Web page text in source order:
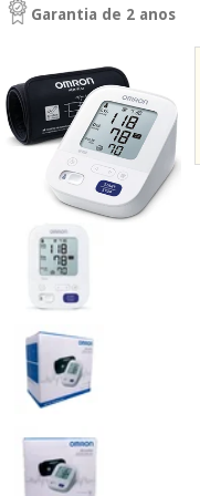
Novidades
Ofertas
Outlet
Fisaude
Academy
Fisaude
Aluguer
chinesa
Mobiliário
Gabinetes
terapêuticos
Material de
proteção
essencial
para
coronavirus
fitness
pilates
Novidades
Ofertas
Outlet
Fisaude
Tech
sanitário
Medicina
tradicional
chinesa
Mobiliário
clínico
Gabinetes
terapêuticos
Material de
proteção
Garantia de 2 anos